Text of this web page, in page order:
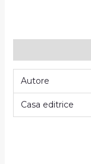
Autore
Casa editrice